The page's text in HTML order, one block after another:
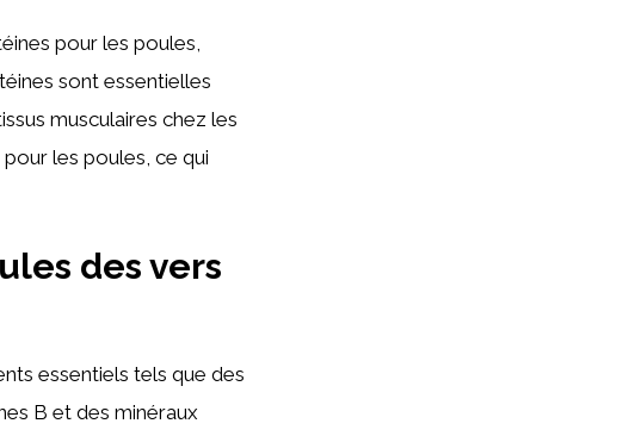
pour les poules,
sont essentielles
musculaires chez les
les poules, ce qui
des vers
essentiels tels que des
B et des minéraux